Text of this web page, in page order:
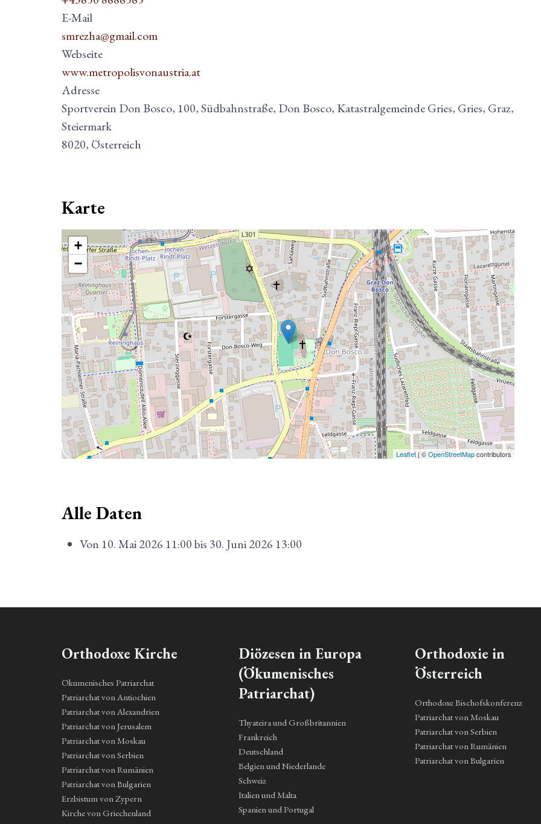
E-Mail
smrezha@gmail.com
Webseite
www.metropolisvonaustria.at
Adresse
Sportverein Don Bosco, 100, Südbahnstraße, Don Bosco, Katastralgemeinde Gries, Gries, Graz,
Steiermark
8020, Österreich
Karte
+
−
Leaflet | ©OpenStreetMapcontributors
Alle Daten
Von 10. Mai 2026 11:00bis 30. Juni 2026 13:00
Orthodoxe Kirche
Ökumenisches Patriarchat
Patriarchat von Antiochien
Patriarchat von Alexandrien
Patriarchat von Jerusalem
Patriarchat von Moskau
Patriarchat von Serbien
Patriarchat von Rumänien
Patriarchat von Bulgarien
Erzbistum von Zypern
Kirche von Griechenland
Diözesen in Europa
(Ökumenisches
Patriarchat)
Thyateira und Großbritannien
Frankreich
Deutschland
Belgien und Niederlande
Schweiz
Italien und Malta
Spanien und Portugal
Orthodoxie in
Österreich
Orthodoxe Bischofskonferenz
Patriarchat von Moskau
Patriarchat von Serbien
Patriarchat von Rumänien
Patriarchat von Bulgarien